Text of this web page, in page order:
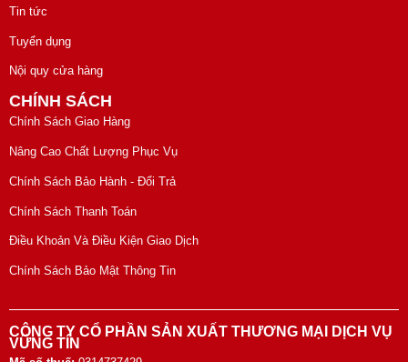
Tin tức
Tuyển dụng
Nội quy cửa hàng
CHÍNH SÁCH
Chính Sách Giao Hàng
Nâng Cao Chất Lượng Phục Vụ
Chính Sách Bảo Hành - Đổi Trả
Chính Sách Thanh Toán
Điều Khoản Và Điều Kiện Giao Dịch
Chính Sách Bảo Mật Thông Tin
CÔNG TY CỔ PHẦN SẢN XUẤT THƯƠNG MẠI DỊCH VỤ
VỮNG TÍN